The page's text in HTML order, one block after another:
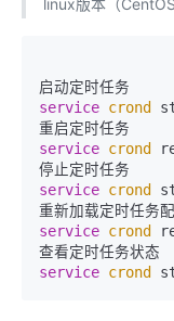
linux版本（CentOS
service crond
service crond
service crond
service crond
service crond